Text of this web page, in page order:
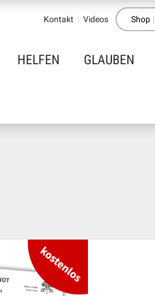
Kontakt Videos Shop |
HELFEN GLAUBEN